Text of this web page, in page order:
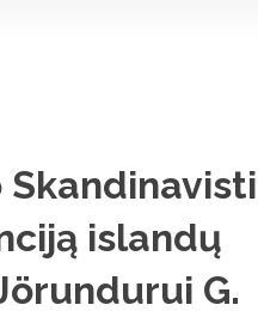
islandų
G.